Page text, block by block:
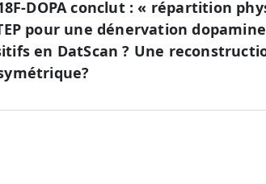
DOPA conclut : « répartition
pour une dénervation
en DatScan ? Une